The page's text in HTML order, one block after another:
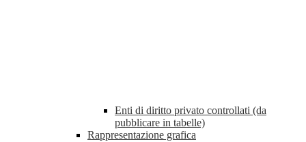
Enti di diritto privato controllati (da
pubblicare in tabelle)
Rappresentazione grafica